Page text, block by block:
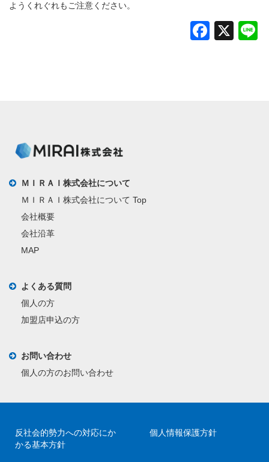
ようくれぐれもご注意ください。
X
ＭＩＲＡＩ株式会社について
ＭＩＲＡＩ株式会社について Top
会社概要
会社沿革
MAP
よくある質問
個人の方
加盟店申込の方
お問い合わせ
個人の方のお問い合わせ
反社会的勢力への対応にか
かる基本方針
個人情報保護方針